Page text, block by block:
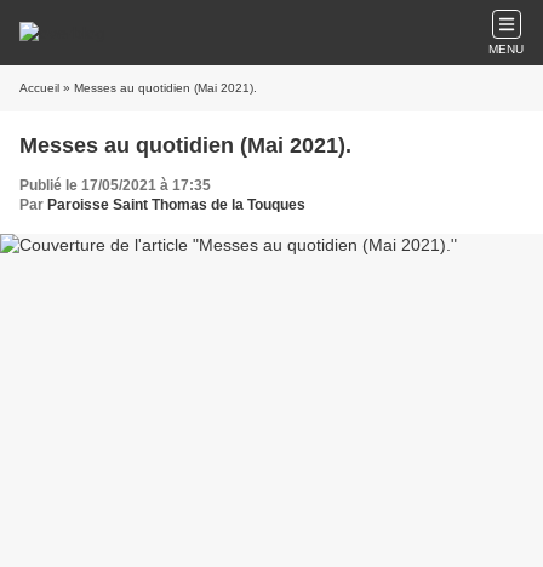
MENU
Accueil » Messes au quotidien (Mai 2021).
Messes au quotidien (Mai 2021).
Publié le 17/05/2021 à 17:35
Par Paroisse Saint Thomas de la Touques